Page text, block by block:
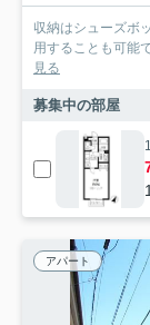
収納はシューズボ
用することも可能
見る
募集中の部屋
アパート